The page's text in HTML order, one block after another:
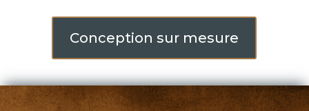
Conception sur mesure